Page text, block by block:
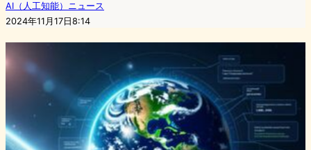
AI（人工知能）ニュース
2024年11月17日8:14